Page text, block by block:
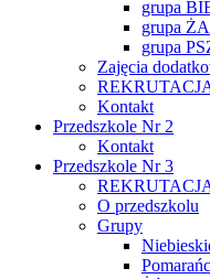
grupa
grupa
grupa
Zajęcia
Kontakt
Przedszkole Nr 2
Kontakt
Przedszkole Nr 3
O przedszkolu
Grupy